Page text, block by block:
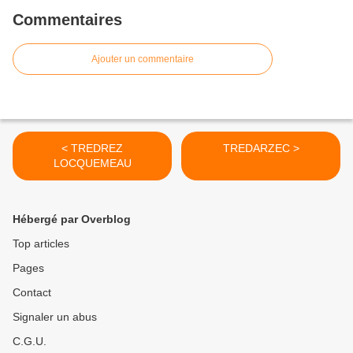
Commentaires
Ajouter un commentaire
< TREDREZ
LOCQUEMEAU
TREDARZEC >
Hébergé par Overblog
Top articles
Pages
Contact
Signaler un abus
C.G.U.